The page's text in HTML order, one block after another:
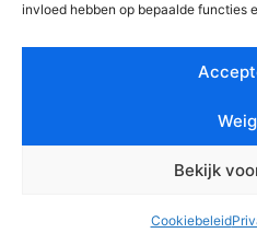
invloed hebben op bepaalde functies
Bekijk
Cookiebeleid
© Flex
Website: